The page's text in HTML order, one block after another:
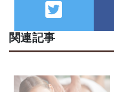
関連記事